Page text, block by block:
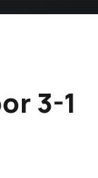
3-1